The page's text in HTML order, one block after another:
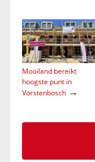
Mooiland bereikt
hoogste punt in
Vorstenbosch→